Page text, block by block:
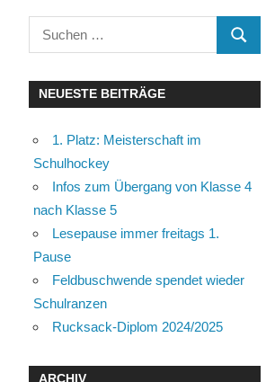
Suchen
nach:
SUCHEN
NEUESTE BEITRÄGE
1. Platz: Meisterschaft im
Schulhockey
Infos zum Übergang von Klasse 4
nach Klasse 5
Lesepause immer freitags 1.
Pause
Feldbuschwende spendet wieder
Schulranzen
Rucksack-Diplom 2024/2025
ARCHIV